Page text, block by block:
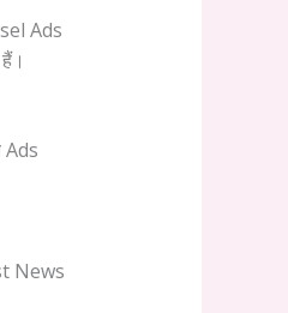
Ads
News